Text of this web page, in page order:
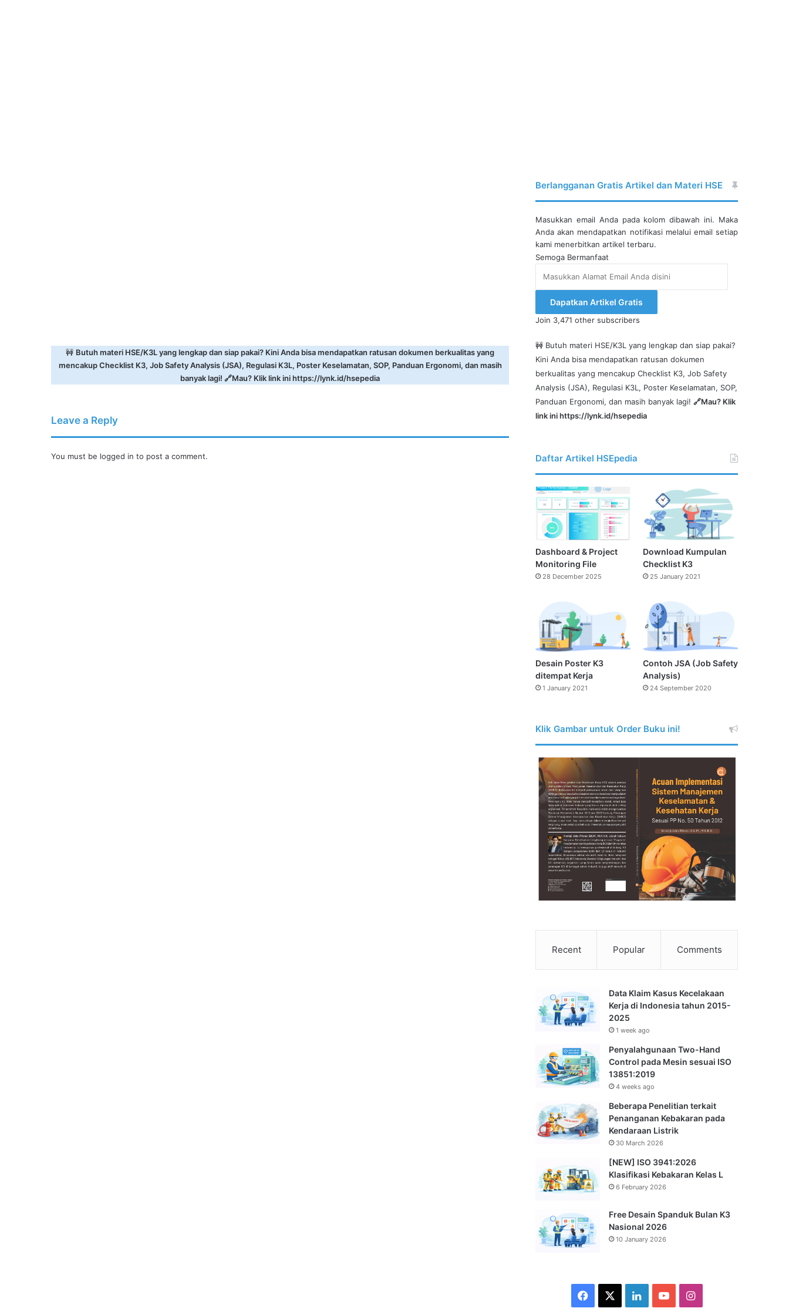
🚧 Butuh materi HSE/K3L yang lengkap dan siap pakai? Kini Anda bisa mendapatkan ratusan dokumen berkualitas yang
mencakup Checklist K3, Job Safety Analysis (JSA), Regulasi K3L, Poster Keselamatan, SOP, Panduan Ergonomi, dan masih
banyak lagi! 🔗Mau? Klik link inihttps://lynk.id/hsepedia
Leave a Reply
You must be logged in to post a comment.
Berlangganan Gratis Artikel dan Materi HSE
Masukkan email Anda pada kolom dibawah ini. Maka
Anda akan mendapatkan notifikasi melalui email setiap
kami menerbitkan artikel terbaru.
Semoga Bermanfaat
Alamat
Anda
disini
Dapatkan Artikel Gratis
Join 3,471 other subscribers
🚧 Butuh materi HSE/K3L yang lengkap dan siap pakai?
Kini Anda bisa mendapatkan ratusan dokumen
berkualitas yang mencakup Checklist K3, Job Safety
Analysis (JSA), Regulasi K3L, Poster Keselamatan, SOP,
Panduan Ergonomi, dan masih banyak lagi!🔗Mau? Klik
link inihttps://lynk.id/hsepedia
Daftar Artikel HSEpedia
Dashboard & Project
Monitoring File
28 December 2025
Download Kumpulan
Checklist K3
25 January 2021
Desain Poster K3
ditempat Kerja
1 January 2021
Contoh JSA (Job Safety
Analysis)
24 September 2020
Klik Gambar untuk Order Buku ini!
Recent Popular Comments
Data Klaim Kasus Kecelakaan
Kerja di Indonesia tahun 2015-
2025
1 week ago
Penyalahgunaan Two-Hand
Control pada Mesin sesuai ISO
13851:2019
4 weeks ago
Beberapa Penelitian terkait
Penanganan Kebakaran pada
Kendaraan Listrik
30 March 2026
[NEW] ISO 3941:2026
Klasifikasi Kebakaran Kelas L
6 February 2026
Free Desain Spanduk Bulan K3
Nasional 2026
10 January 2026
Facebook LinkedInYouTubeInstagram